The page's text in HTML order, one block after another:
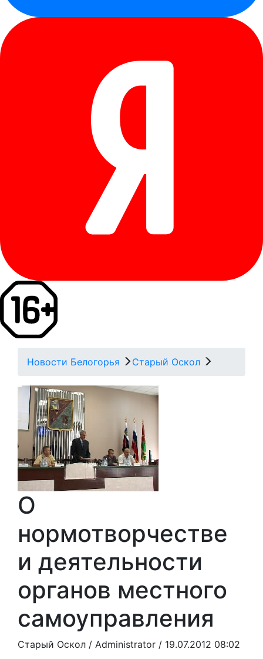
Новости Белогорья Старый Оскол
О
нормотворчестве
и деятельности
органов местного
самоуправления
Старый Оскол / Administrator / 19.07.2012 08:02